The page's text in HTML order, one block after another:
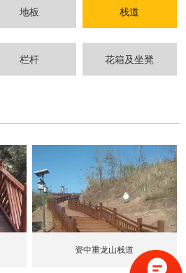
地板 栈道
栏杆 花箱及坐凳
资中重龙山栈道